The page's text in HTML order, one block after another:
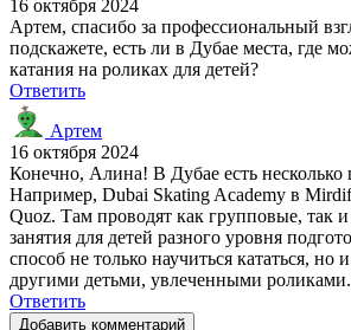
16 октября 2024
Артем, спасибо за профессиональный
подскажете, есть ли в Дубае места, где
катания на роликах для детей?
Ответить
Артем
16 октября 2024
Конечно, Алина! В Дубае есть несколько
Например, Dubai Skating Academy в
Quoz. Там проводят как групповые, так
занятия для детей разного уровня
способ не только научиться кататься, но
другими детьми, увлеченными роликами.
Ответить
Добавить комментарий